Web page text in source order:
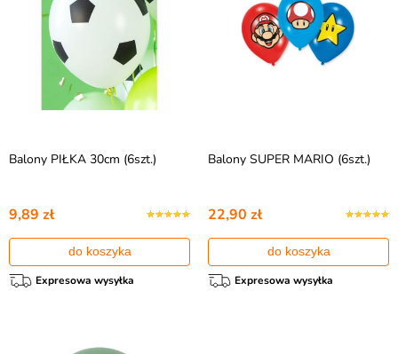
Balony PIŁKA 30cm (6szt.)
9,89 zł
do koszyka
Expresowa wysyłka
Balony SUPER MARIO (6szt.)
22,90 zł
do koszyka
Expresowa wysyłka